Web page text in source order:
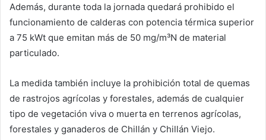
Además, durante toda la jornada quedará prohibido el
funcionamiento de calderas con potencia térmica superior
a 75 kWt que emitan más de 50 mg/m³N de material
particulado.
La medida también incluye la prohibición total de quemas
de rastrojos agrícolas y forestales, además de cualquier
tipo de vegetación viva o muerta en terrenos agrícolas,
forestales y ganaderos de Chillán y Chillán Viejo.